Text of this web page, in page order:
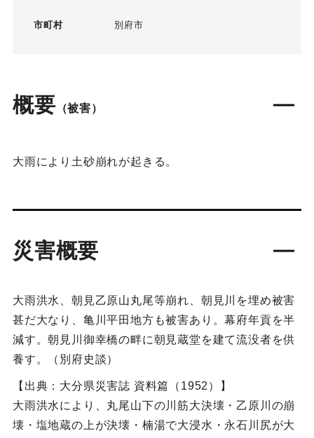
市町村 別府市
概要 （被害）
大雨により土砂崩れが起きる。
災害概要
大雨洪水、朝見乙原山丸尾等崩れ、朝見川を埋め被害
甚だ大なり、亀川平田地方も被害あり。幕府年貢を半
減す。朝見川御幸橋の畔に朝見蔵堂を建て流没者を供
養す。（別府史談）
【出典：大分県災害誌 資料篇（1952）】
大雨洪水により、丸尾山下の川筋大決壊・乙原川の崩
壊・塩地蔵の上が決壊・楠湯で大浸水・永石川尻が大